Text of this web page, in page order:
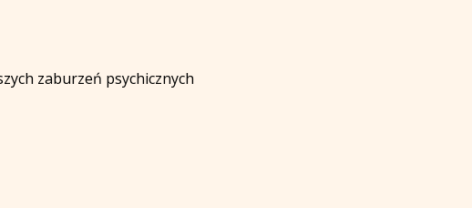
zaburzeń psychicznych